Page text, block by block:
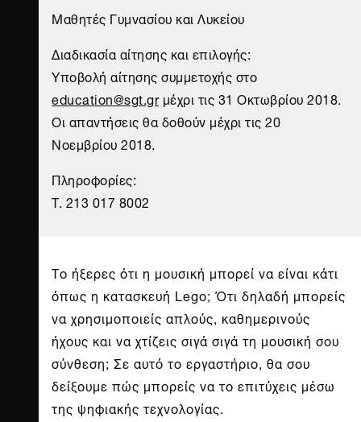
Μαθητές Γυμνασίου και Λυκείου
Διαδικασία αίτησης και επιλογής:
Υποβολή αίτησης συμμετοχής στο
education@sgt.grμέχρι τις 31 Οκτωβρίου 2018.
Οι απαντήσεις θα δοθούν μέχρι τις 20
Νοεμβρίου 2018.
Πληροφορίες:
T. 213 017 8002
Το ήξερες ότι η μουσική μπορεί να είναι κάτι
όπως η κατασκευή Lego; Ότι δηλαδή μπορείς
να χρησιμοποιείς απλούς, καθημερινούς
ήχους και να χτίζεις σιγά σιγά τη μουσική σου
σύνθεση; Σε αυτό το εργαστήριο, θα σου
δείξουμε πώς μπορείς να το επιτύχεις μέσω
της ψηφιακής τεχνολογίας.